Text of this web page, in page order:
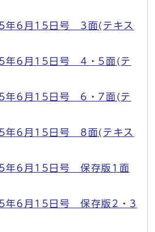
年6月15日号 3面(テキス
年6月15日号 4・5面(テ
年6月15日号 6・7面(テ
年6月15日号 8面(テキス
年6月15日号 保存版1面
年6月15日号 保存版2・3